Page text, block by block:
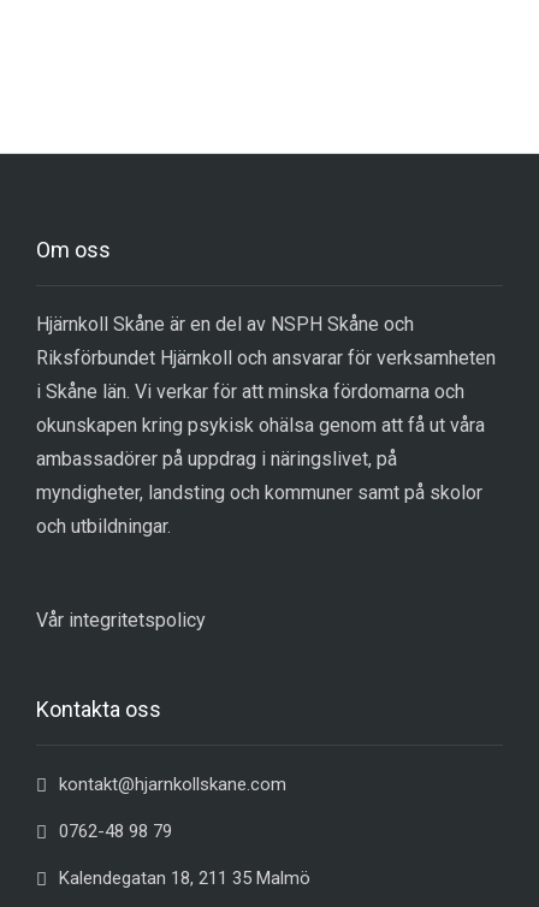
Om oss
Hjärnkoll Skåne är en del av NSPH Skåne och
Riksförbundet Hjärnkoll och ansvarar för verksamheten
i Skåne län. Vi verkar för att minska fördomarna och
okunskapen kring psykisk ohälsa genom att få ut våra
ambassadörer på uppdrag i näringslivet, på
myndigheter, landsting och kommuner samt på skolor
och utbildningar.
Vår integritetspolicy
Kontakta oss
kontakt@hjarnkollskane.com
0762-48 98 79
Kalendegatan 18, 211 35 Malmö